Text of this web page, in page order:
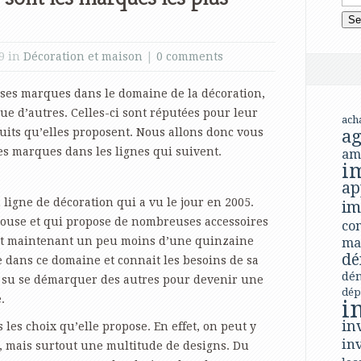
in Décoration et maison 0 comments
marques dans le domaine de la décoration,
d’autres. Celles-ci sont réputées pour leur
qu’elles proposent. Nous allons donc vous
marques dans les lignes qui suivent.
de décoration qui a vu le jour en 2005.
et qui propose de nombreuses accessoires
maintenant un peu moins d’une quinzaine
ce domaine et connait les besoins de sa
se démarquer des autres pour devenir une
choix qu’elle propose. En effet, on peut y
mais surtout une multitude de designs. Du